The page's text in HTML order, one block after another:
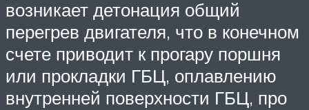
возникает детонация общий
перегрев двигателя, что в конечном
счете приводит к прогару поршня
или прокладки ГБЦ, оплавлению
внутренней поверхности ГБЦ, про